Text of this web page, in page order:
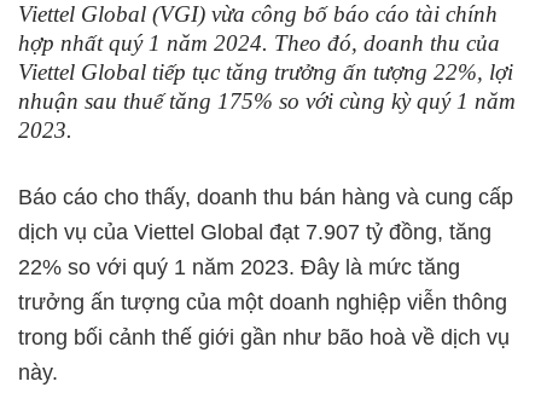
Viettel Global (VGI) vừa công bố báo cáo tài chính
hợp nhất quý 1 năm 2024. Theo đó, doanh thu của
Viettel Global tiếp tục tăng trưởng ấn tượng 22%, lợi
nhuận sau thuế tăng 175% so với cùng kỳ quý 1 năm
2023.
Báo cáo cho thấy, doanh thu bán hàng và cung cấp
dịch vụ của Viettel Global đạt 7.907 tỷ đồng, tăng
22% so với quý 1 năm 2023. Đây là mức tăng
trưởng ấn tượng của một doanh nghiệp viễn thông
trong bối cảnh thế giới gần như bão hoà về dịch vụ
này.